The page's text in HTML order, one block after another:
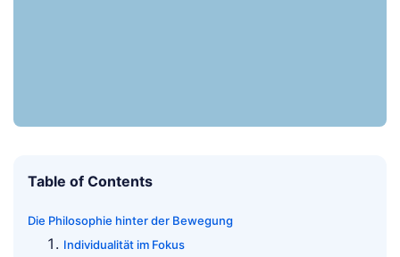
Table of Contents
Die Philosophie hinter der Bewegung
Individualität im Fokus